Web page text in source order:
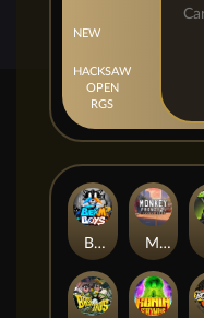
NEW
HACKSAW
OPEN
RGS
Beam Boys Monkey Frenzy 2: Boss is Here!